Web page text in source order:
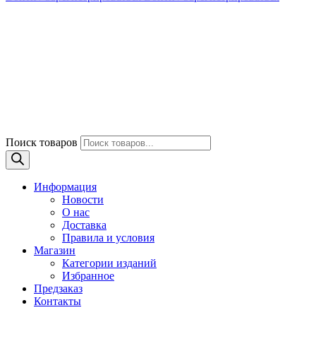
Поиск товаров
Информация
Новости
О нас
Доставка
Правила и условия
Магазин
Категории изданий
Избранное
Предзаказ
Контакты